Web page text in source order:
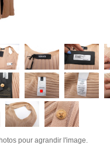
pour agrandir l'image.